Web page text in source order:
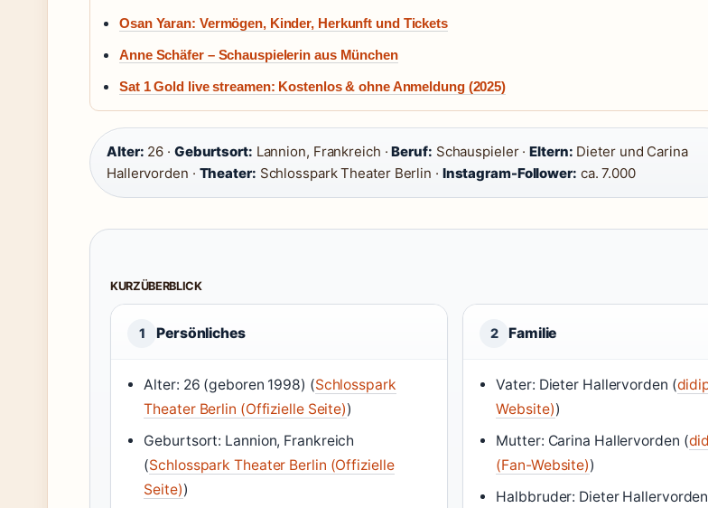
Osan Yaran: Vermögen, Kinder, Herkunft und Tickets
Anne Schäfer – Schauspielerin aus München
Sat 1 Gold live streamen: Kostenlos & ohne Anmeldung (2025)
Alter: 26 · Geburtsort: Lannion, Frankreich ·Beruf: Schauspieler ·Eltern: Dieter und Carina
Hallervorden · Theater: Schlosspark Theater Berlin · Instagram-Follower: ca. 7.000
KURZÜBERBLICK
1 Persönliches
Alter: 26 (geboren 1998) (Schlosspark
Theater Berlin (Offizielle Seite))
Geburtsort: Lannion, Frankreich
(Schlosspark Theater Berlin (Offizielle
Seite))
2 Familie
Vater: Dieter Hallervorden (
Website))
Mutter: Carina Hallervorden (
(Fan-Website))
Halbbruder: Dieter